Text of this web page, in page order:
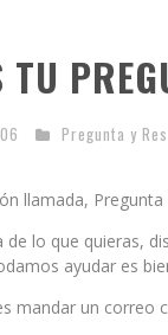
TU
Pregunta y
llamada, Pregunta
de lo que quieras,
ayudar es
mandar un correo